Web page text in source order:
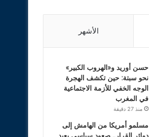
الأشهر
حسن أوريد و«الهروب الكبير»
نحو سبتة: حين تكشف الهجرة
الوجه الخفي للأزمة الاجتماعية
في المغرب
منذ 27 دقيقة
مسلمو أمريكا من الهامش إلى